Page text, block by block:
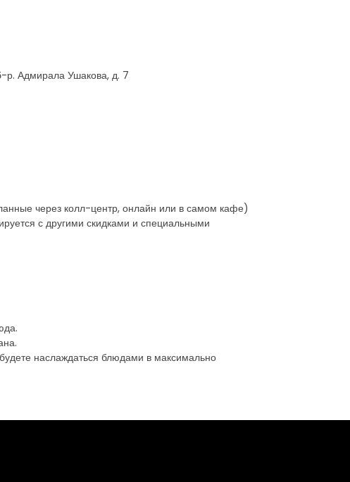
р. Адмирала Ушакова, д. 7
через колл-центр, онлайн или в самом кафе)
с другими скидками и специальными
наслаждаться блюдами в максимально